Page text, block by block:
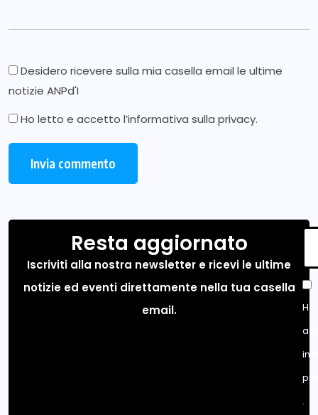
Desidero ricevere sulla mia casella email le ultime
notizie ANPd'I
Ho letto e accetto l’informativa sulla privacy.
Resta aggiornato
Iscriviti alla nostra newsletter e ricevi le ultime
notizie ed eventi direttamente nella tua casella
email.
.